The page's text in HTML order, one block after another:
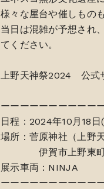
様々な屋台や催しもの
当日は混雑が予想され
てください。
上野天神祭2024 公式
ーーーーーーーーーー
日程：2024年10月18日
場所：菅原神社（上野天
伊賀市上野東町
展示車両：NINJA
ーーーーーーーーーー